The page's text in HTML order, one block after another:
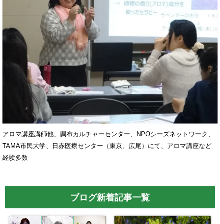
アロマ講座講師他、調布カルチャーセンター、NPOシーズネットワーク、
TAMA市民大学、日赤医療センター（東京、広尾）にて、アロマ講座など
経験多数
ブログ新着記事一覧